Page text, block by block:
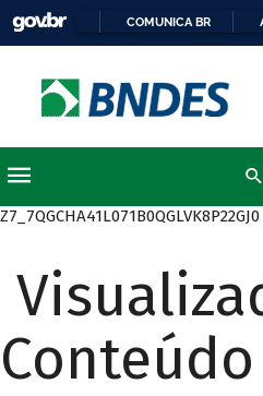
COMUNICA BR
Z7_7QGCHA41L071B0QGLVK8P22GJ0